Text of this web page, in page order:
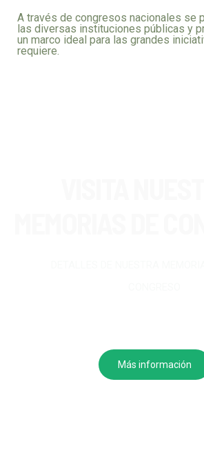
A través de congresos nacionales se
las diversas instituciones públicas y
un marco ideal para las grandes
requiere.
Más información